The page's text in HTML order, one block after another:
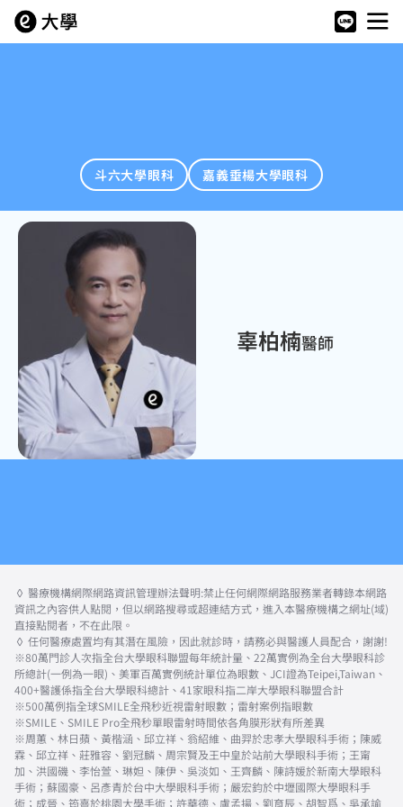
辜柏楠醫師
斗六大學眼科 嘉義垂楊大學眼科
◊ 醫療機構網際網路資訊管理辦法聲明:禁止任何網際網路服務業者轉錄本網路
資訊之內容供人點閱，但以網路搜尋或超連結方式，進入本醫療機構之網址(域)
直接點閱者，不在此限。
◊ 任何醫療處置均有其潛在風險，因此就診時，請務必與醫護人員配合，謝謝!
※80萬門診人次指全台大學眼科聯盟每年統計量、22萬實例為全台大學眼科診
所總計(一例為一眼)、美軍百萬實例統計單位為眼數、JCI證為Teipei,Taiwan、
400+醫護係指全台大學眼科總計、41家眼科指二岸大學眼科聯盟合計
※500萬例指全球SMILE全飛秒近視雷射眼數；雷射案例指眼數
※SMILE、SMILE Pro全飛秒單眼雷射時間依各角膜形狀有所差異
※周蕙、林日蘋、黃楷涵、邱立祥、翁紹維、曲羿於忠孝大學眼科手術；陳威
霖、邱立祥、莊雅容、劉冠麟、周宗賢及王中皇於站前大學眼科手術；王甯
加、洪國磯、李怡萱、琳妲、陳伊、吳淡如、王齊麟、陳詩媛於新南大學眼科
手術；蘇國豪、呂彥青於台中大學眼科手術；嚴宏鈞於中壢國際大學眼科手
術；成晉、筠熹於桃園大學手術；許華德、盧孟揚、劉育辰、胡智爲、吳承諭